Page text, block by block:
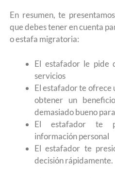
En resumen, te
que debes tener en cuenta
o estafa migratoria:
El estafador le pide
servicios
El estafador te ofrece
obtener un
demasiado bueno
El estafador te
información personal
El estafador te
decisión rápidamente.